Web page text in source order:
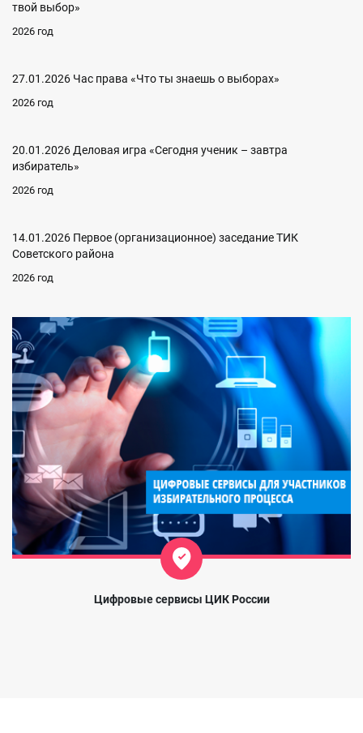
твой выбор»
2026 год
27.01.2026 Час права «Что ты знаешь о выборах»
2026 год
20.01.2026 Деловая игра «Сегодня ученик – завтра
избиратель»
2026 год
14.01.2026 Первое (организационное) заседание ТИК
Советского района
2026 год
Цифровые сервисы ЦИК России